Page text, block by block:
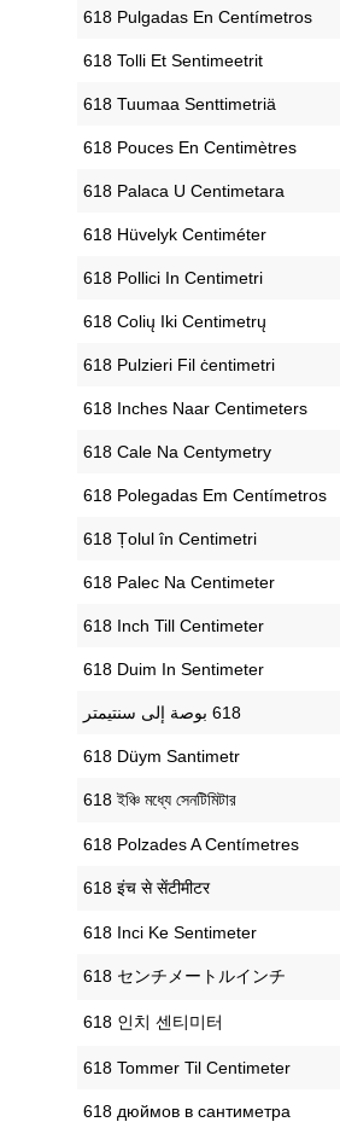
‎618 Pulgadas En Centímetros
‎618 Tolli Et Sentimeetrit
‎618 Tuumaa Senttimetriä
‎618 Pouces En Centimètres
‎618 Palaca U Centimetara
‎618 Hüvelyk Centiméter
‎618 Pollici In Centimetri
‎618 Colių Iki Centimetrų
‎618 Pulzieri Fil ċentimetri
‎618 Inches Naar Centimeters
‎618 Cale Na Centymetry
‎618 Polegadas Em Centímetros
‎618 Țolul în Centimetri
‎618 Palec Na Centimeter
‎618 Inch Till Centimeter
‎618 Duim In Sentimeter
‎618 Düym Santimetr
‎618 ইঞ্চি মধ্যে সেনটিমিটার
‎618 Polzades A Centímetres
‎618 इंच से सेंटीमीटर
‎618 Inci Ke Sentimeter
‎618 センチメートルインチ
‎618 인치 센티미터
‎618 Tommer Til Centimeter
‎618 дюймов в сантиметра